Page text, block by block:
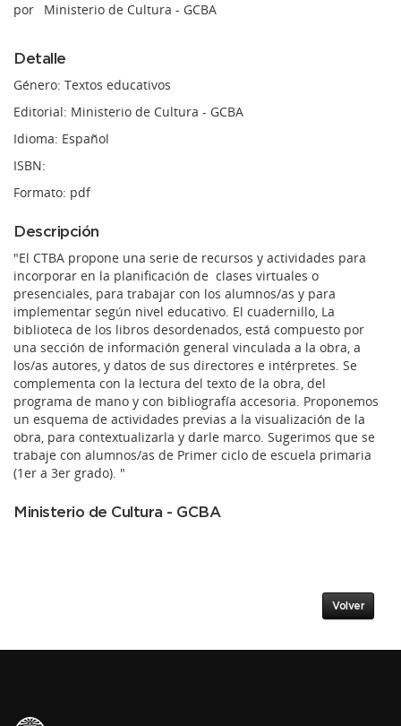
por Ministerio de Cultura - GCBA
Detalle
Género: Textos educativos
Editorial: Ministerio de Cultura - GCBA
Idioma: Español
ISBN:
Formato: pdf
Descripción
"El CTBA propone una serie de recursos y actividades para
incorporar en la planificación de clases virtuales o
presenciales, para trabajar con los alumnos/as y para
implementar según nivel educativo. El cuadernillo, La
biblioteca de los libros desordenados, está compuesto por
una sección de información general vinculada a la obra, a
los/as autores, y datos de sus directores e intérpretes. Se
complementa con la lectura del texto de la obra, del
programa de mano y con bibliografía accesoria. Proponemos
un esquema de actividades previas a la visualización de la
obra, para contextualizarla y darle marco. Sugerimos que se
trabaje con alumnos/as de Primer ciclo de escuela primaria
(1er a 3er grado). "
Ministerio de Cultura - GCBA
Volver